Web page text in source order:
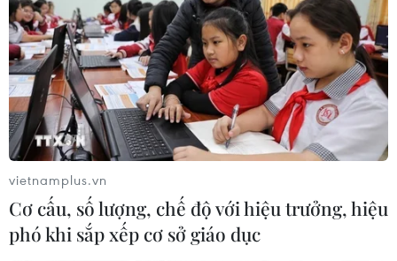
vietnamplus.vn
Cơ cấu, số lượng, chế độ với hiệu trưởng, hiệu
phó khi sắp xếp cơ sở giáo dục